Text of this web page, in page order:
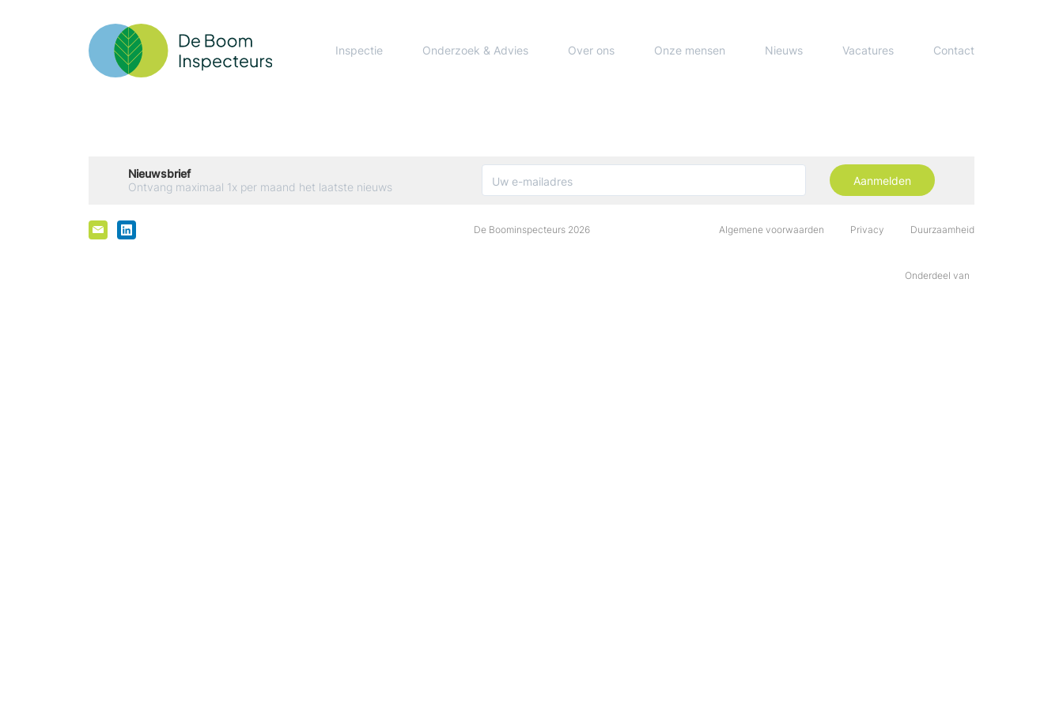
Inspectie Onderzoek & Advies Over ons Onze mensen Nieuws Vacatures Contact
Nieuwsbrief
Ontvang maximaal 1x per maand het laatste nieuws
Aanmelden
De Boominspecteurs 2026 Algemene voorwaarden Privacy Duurzaamheid
Onderdeel van